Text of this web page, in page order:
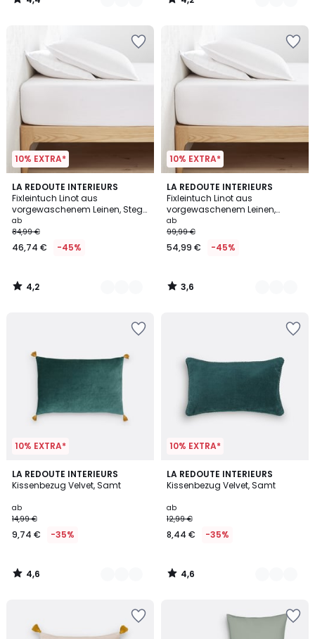
€
angewendet.
/
/
10% EXTRA*
LA REDOUTE INTERIEURS
Fixleintuch Linot aus
vorgewaschenem Leinen, Steg
30 cm
ab
84,99 €
46,74 € -45%
4,2
/ 5
21
Farben
4,2
/
10% EXTRA*
LA REDOUTE INTERIEURS
Fixleintuch Linot aus
vorgewaschenem Leinen,
Steghöhe 35 cm
ab
99,99 €
54,99 € -45%
3,6
/ 5
21
Farben
3,6
/
10% EXTRA*
LA REDOUTE INTERIEURS
Kissenbezug Velvet, Samt
ab
14,99 €
9,74 € -35%
4,6
/ 5
10
Farben
4,6
/
10% EXTRA*
LA REDOUTE INTERIEURS
Kissenbezug Velvet, Samt
ab
12,99 €
8,44 € -35%
4,6
/ 5
10
Farben
4,6
/